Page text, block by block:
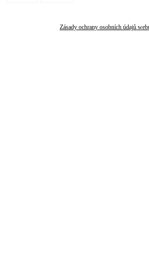
Zásady ochrany osobních údajů